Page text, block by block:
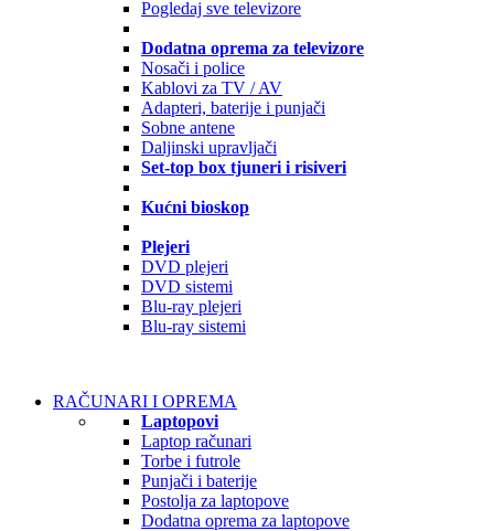
Pogledaj sve televizore
Dodatna oprema za televizore
Nosači i police
Kablovi za TV / AV
Adapteri, baterije i punjači
Sobne antene
Daljinski upravljači
Set-top box tjuneri i risiveri
Kućni bioskop
Plejeri
DVD plejeri
DVD sistemi
Blu-ray plejeri
Blu-ray sistemi
RAČUNARI I OPREMA
Laptopovi
Laptop računari
Torbe i futrole
Punjači i baterije
Postolja za laptopove
Dodatna oprema za laptopove